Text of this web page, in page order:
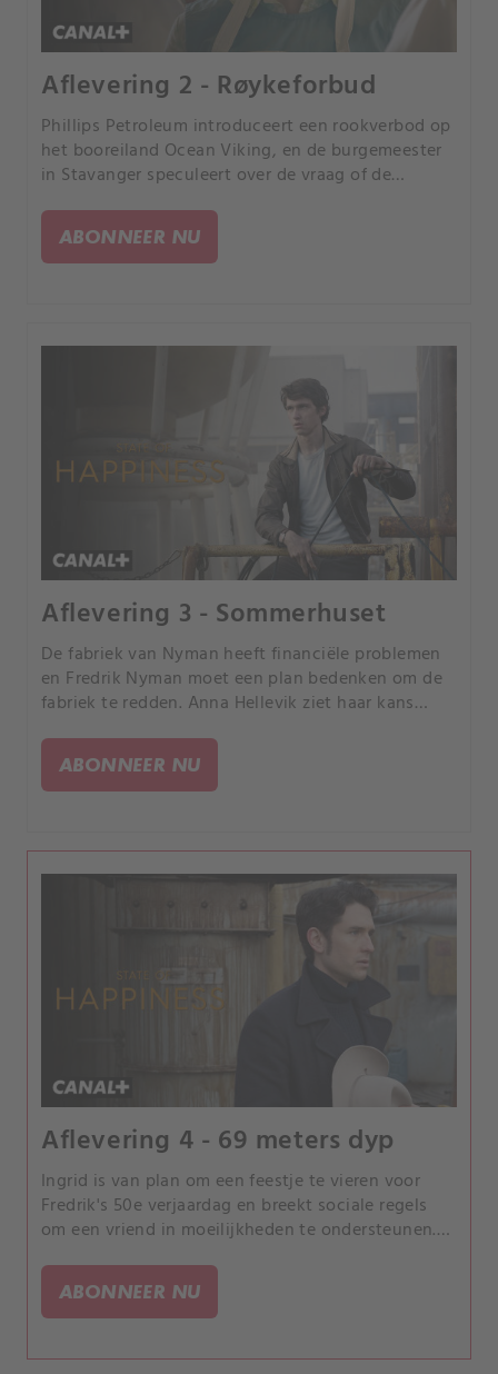
Aflevering 2 - Røykeforbud
Phillips Petroleum introduceert een rookverbod op
het booreiland Ocean Viking, en de burgemeester
in Stavanger speculeert over de vraag of de
Torstensen maakt een onvermijdelijke keuze.
ABONNEER NU
Aflevering 3 - Sommerhuset
De fabriek van Nyman heeft financiële problemen
en Fredrik Nyman moet een plan bedenken om de
fabriek te redden. Anna Hellevik ziet haar kans
achter Fredriks een plannetje te smeden.
ABONNEER NU
Aflevering 4 - 69 meters dyp
Ingrid is van plan om een ​​feestje te vieren voor
Fredrik's 50e verjaardag en breekt sociale regels
om een ​​vriend in moeilijkheden te ondersteunen.
nemen elke dag risico's op het werk en die worden
steeds groter.
ABONNEER NU